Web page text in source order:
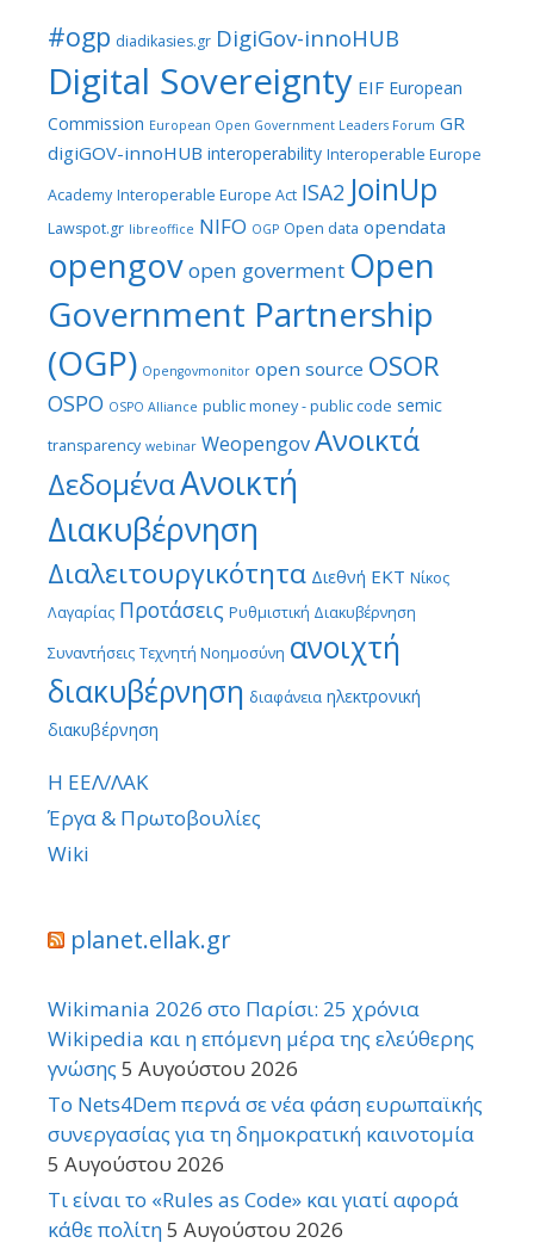
#ogp diadikasies.gr DigiGov-innoHUB
Digital Sovereignty EIF European
Commission European Open Government Leaders Forum GR
digiGOV-innoHUB interoperability Interoperable Europe
Academy Interoperable Europe Act ISA2 JoinUp
Lawspot.gr libreoffice NIFO OGP Open data opendata
opengovopen goverment Open
Government Partnership
(OGP) Opengovmonitor open source OSOR
OSPO OSPO Alliance public money - public code semic
transparency webinar WeopengovΑνοικτά
ΔεδομέναΑνοικτή
Διακυβέρνηση
Διαλειτουργικότητα Διεθνή ΕΚΤ Νίκος
Λαγαρίας Προτάσεις Ρυθμιστική Διακυβέρνηση
Συναντήσεις Τεχνητή Νοημοσύνη ανοιχτή
διακυβέρνηση διαφάνεια ηλεκτρονική
διακυβέρνηση
Η ΕΕΛ/ΛΑΚ
Έργα & Πρωτοβουλίες
Wiki
planet.ellak.gr
Wikimania 2026 στο Παρίσι: 25 χρόνια
Wikipedia και η επόμενη μέρα της ελεύθερης
γνώσης 5 Αυγούστου 2026
Το Nets4Dem περνά σε νέα φάση ευρωπαϊκής
συνεργασίας για τη δημοκρατική καινοτομία
5 Αυγούστου 2026
Τι είναι το «Rules as Code» και γιατί αφορά
κάθε πολίτη5 Αυγούστου 2026